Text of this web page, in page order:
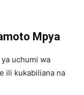
Mpya
uchumi wa
ili kukabiliana na